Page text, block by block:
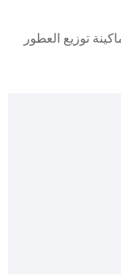
توزيع العطور